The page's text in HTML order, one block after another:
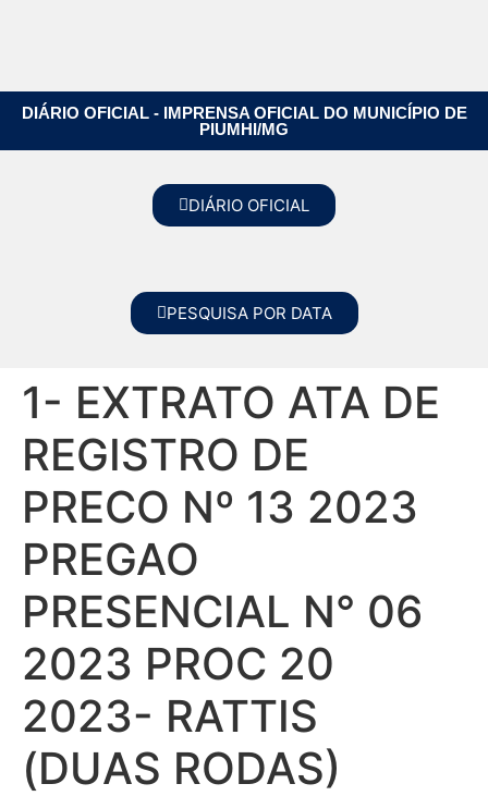
DIÁRIO OFICIAL - IMPRENSA OFICIAL DO MUNICÍPIO DE
PIUMHI/MG
DIÁRIO OFICIAL
PESQUISA POR DATA
1- EXTRATO ATA DE
REGISTRO DE
PRECO Nº 13 2023
PREGAO
PRESENCIAL N° 06
2023 PROC 20
2023- RATTIS
(DUAS RODAS)